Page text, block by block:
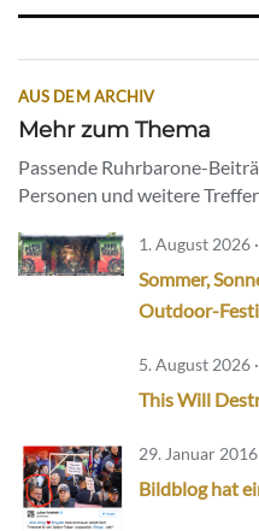
AUS DEM ARCHIV
Mehr zum Thema
Passende Ruhrbarone-
Personen und weitere
1. August 2026
Sommer,
Outdoor-
5. August 2026
This Will
29. Januar
Bildblog hat